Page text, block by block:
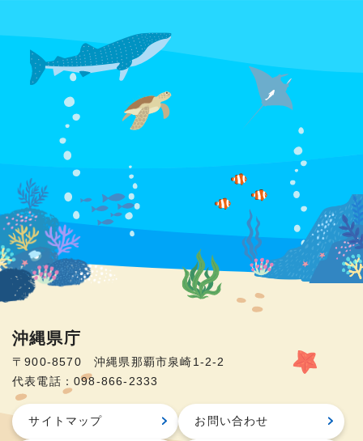
沖縄県庁
〒900-8570 沖縄県那覇市泉崎1-2-2
代表電話：098-866-2333
サイトマップ お問い合わせ